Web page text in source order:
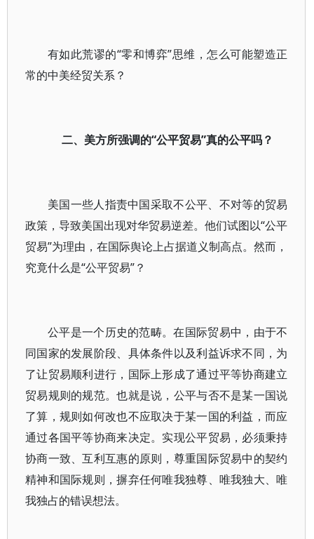
有如此荒谬的“零和博弈”思维，怎么可能塑造正
常的中美经贸关系？
二、美方所强调的“公平贸易”真的公平吗？
美国一些人指责中国采取不公平、不对等的贸易
政策，导致美国出现对华贸易逆差。他们试图以“公平
贸易”为理由，在国际舆论上占据道义制高点。然而，
究竟什么是“公平贸易”？
公平是一个历史的范畴。在国际贸易中，由于不
同国家的发展阶段、具体条件以及利益诉求不同，为
了让贸易顺利进行，国际上形成了通过平等协商建立
贸易规则的规范。也就是说，公平与否不是某一国说
了算，规则如何改也不应取决于某一国的利益，而应
通过各国平等协商来决定。实现公平贸易，必须秉持
协商一致、互利互惠的原则，尊重国际贸易中的契约
精神和国际规则，摒弃任何唯我独尊、唯我独大、唯
我独占的错误想法。